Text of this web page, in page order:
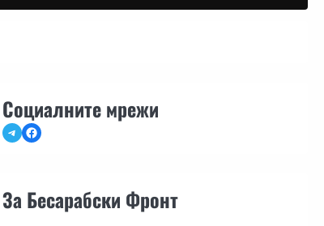
Социалните мрежи
TelegramFacebook
За Бесарабски Фронт